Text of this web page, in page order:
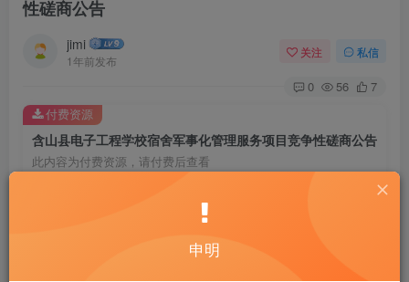
性磋商公告
jimi
1年前发布
关注 私信
0 56 7
含山县电子工程学校宿舍军事化管理服务项目竞争性磋商公告
此内容为付费资源，请付费后查看
20
付费资源
申明